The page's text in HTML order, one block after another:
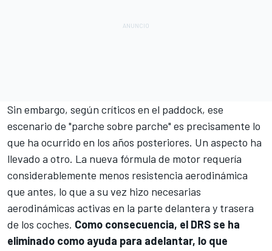
Sin embargo, según críticos en el paddock, ese
escenario de "parche sobre parche" es precisamente lo
que ha ocurrido en los años posteriores. Un aspecto ha
llevado a otro. La nueva fórmula de motor requería
considerablemente menos resistencia aerodinámica
que antes, lo que a su vez hizo necesarias
aerodinámicas activas en la parte delantera y trasera
de los coches. Como consecuencia, el DRS se ha
eliminado como ayuda para adelantar, lo que